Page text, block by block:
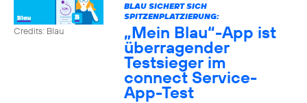
Credits: Blau
BLAU SICHERT SICH
SPITZENPLATZIERUNG:
„Mein Blau“-App ist
überragender
Testsieger im
connect Service-
App-Test